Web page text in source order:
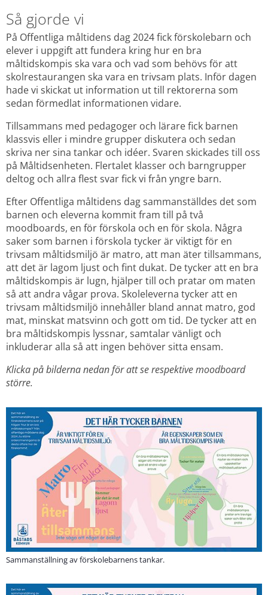
Så gjorde vi
På Offentliga måltidens dag 2024 fick förskolebarn och
elever i uppgift att fundera kring hur en bra
måltidskompis ska vara och vad som behövs för att
skolrestaurangen ska vara en trivsam plats. Inför dagen
hade vi skickat ut information ut till rektorerna som
sedan förmedlat informationen vidare.
Tillsammans med pedagoger och lärare fick barnen
klassvis eller i mindre grupper diskutera och sedan
skriva ner sina tankar och idéer. Svaren skickades till oss
på Måltidsenheten. Flertalet klasser och barngrupper
deltog och allra flest svar fick vi från yngre barn.
Efter Offentliga måltidens dag sammanställdes det som
barnen och eleverna kommit fram till på två
moodboards, en för förskola och en för skola. Några
saker som barnen i förskola tycker är viktigt för en
trivsam måltidsmiljö är matro, att man äter tillsammans,
att det är lagom ljust och fint dukat. De tycker att en bra
måltidskompis är lugn, hjälper till och pratar om maten
så att andra vågar prova. Skoleleverna tycker att en
trivsam måltidsmiljö innehåller bland annat matro, god
mat, minskat matsvinn och gott om tid. De tycker att en
bra måltidskompis lyssnar, samtalar vänligt och
inkluderar alla så att ingen behöver sitta ensam.
Klicka på bilderna nedan för att se respektive moodboard
större.
Sammanställning av förskolebarnens tankar.